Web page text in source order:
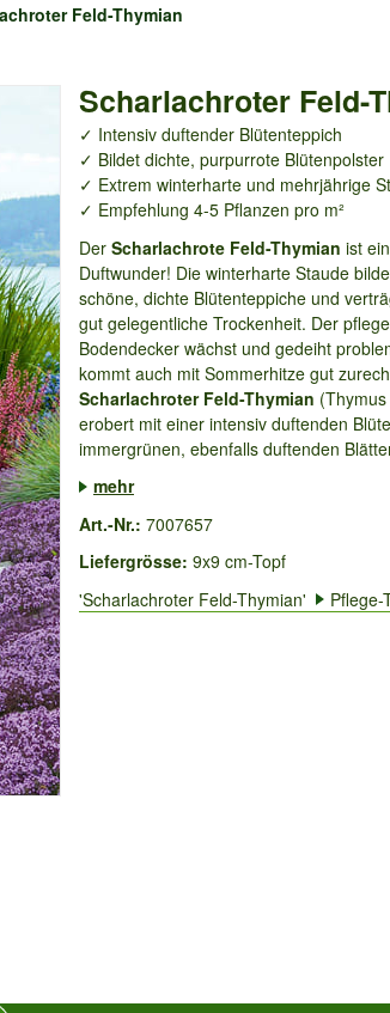
Feld-Thymian
Scharlachroter Feld-
✓ Intensiv duftender Blütenteppich
✓ Bildet dichte, purpurrote Blütenpolster
✓ Extrem winterharte und mehrjährige
✓ Empfehlung 4-5 Pflanzen pro m²
Der Scharlachrote Feld-Thymian ist
Duftwunder! Die winterharte Staude
schöne, dichte Blütenteppiche und
gut gelegentliche Trockenheit. Der
Bodendecker wächst und gedeiht
kommt auch mit Sommerhitze gut
Scharlachroter Feld-Thymian
erobert mit einer intensiv duftenden
immergrünen, ebenfalls duftenden
mehr
Art.-Nr.: 7007657
Liefergrösse: 9x9 cm-Topf
'Scharlachroter Feld-Thymian'
Pflege-